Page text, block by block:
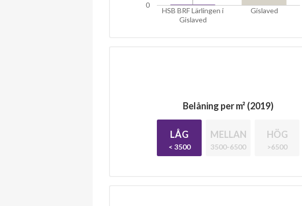
HSB BRF Lärlingen i
Gislaved
Gislaved
0
Belåning per m² (2019)
LÅG
< 3500
MELLAN
3500-6500
HÖG
>6500